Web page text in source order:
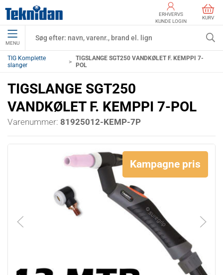
ERHVERVS
KUNDE LOGIN
KURV
MENU
TIG Komplette
slanger
TIGSLANGE SGT250 VANDKØLET F. KEMPPI 7-
POL
TIGSLANGE SGT250
VANDKØLET F. KEMPPI 7-POL
Varenummer: 81925012-KEMP-7P
Kampagne pris